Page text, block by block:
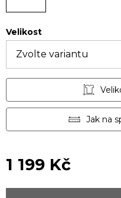
Velikost
Jak na
1 199 Kč
cena: